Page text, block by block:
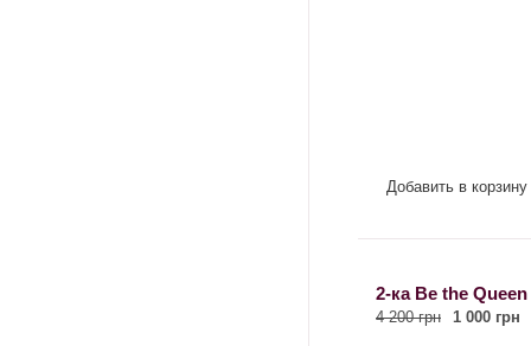
Добавить в корзину
2-ка Be the Queen
4 200 грн 1 000 грн